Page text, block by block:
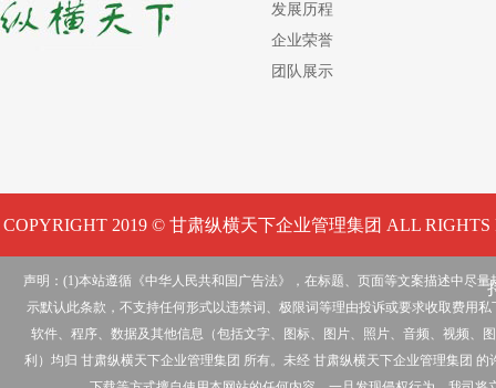
发展历程
企业荣誉
团队展示
COPYRIGHT 2019 © 甘肃纵横天下企业管理集团 ALL RIGHTS
声明：(1)本站遵循《中华人民共和国广告法》，在标题、页面等文案描述中尽
示默认此条款，不支持任何形式以违禁词、极限词等理由投诉或要求收取费用
软件、程序、数据及其他信息（包括文字、图标、图片、照片、音频、视频、
利）均归 甘肃纵横天下企业管理集团 所有。未经 甘肃纵横天下企业管理集团